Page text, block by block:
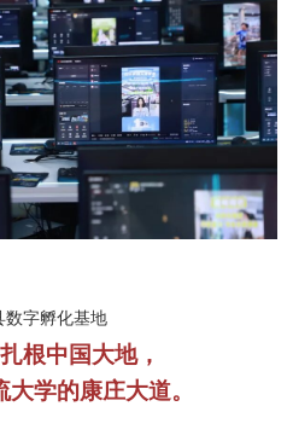
字孵化基地
根中国大地，
学的康庄大道。